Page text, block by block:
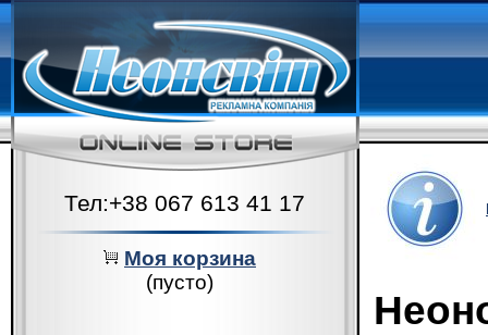
Тел:+38 067 613 41 17
Моя корзина
(пусто)